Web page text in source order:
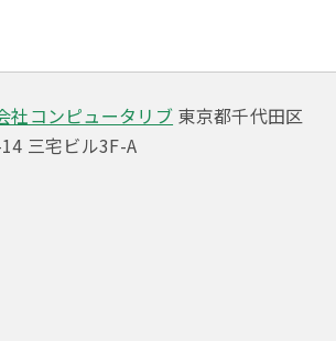
社コンピュータリブ 東京都千代田区
三宅ビル3F-A